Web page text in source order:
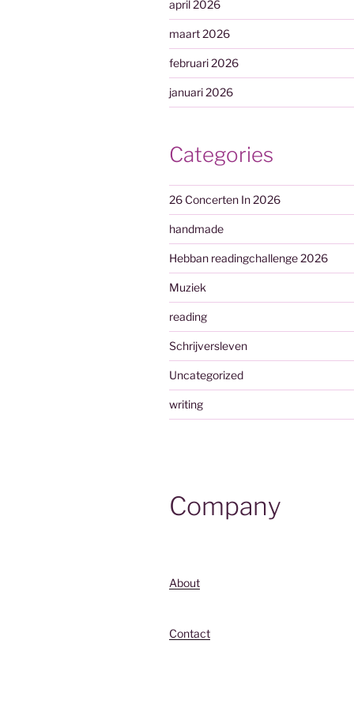
april 2026
maart 2026
februari 2026
januari 2026
Categories
26 Concerten In 2026
handmade
Hebban readingchallenge 2026
Muziek
reading
Schrijversleven
Uncategorized
writing
Company
About
Contact